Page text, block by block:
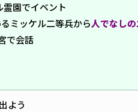
霊園でイベント
ミッケル二等兵から人でなし
で会話
よう